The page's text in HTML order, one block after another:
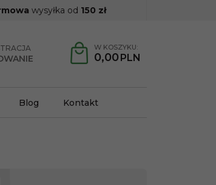
wysyłka od 150 zł
W KOSZYKU:
0,00 PLN
Blog Kontakt